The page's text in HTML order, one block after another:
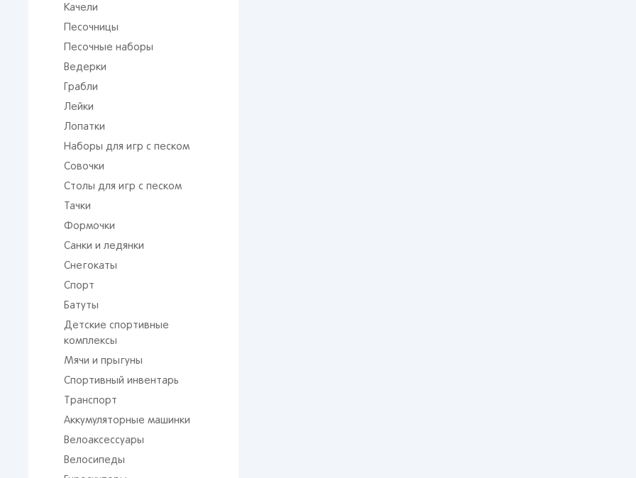
Качели
Песочницы
Песочные наборы
Ведерки
Грабли
Лейки
Лопатки
Наборы для игр с песком
Совочки
Столы для игр с песком
Тачки
Формочки
Санки и ледянки
Снегокаты
Спорт
Батуты
Детские спортивные
комплексы
Мячи и прыгуны
Спортивный инвентарь
Транспорт
Аккумуляторные машинки
Велоаксессуары
Велосипеды